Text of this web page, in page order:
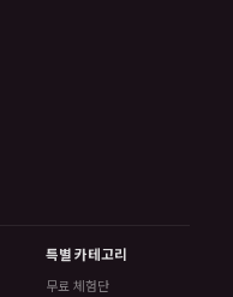
특별 카테고리
무료 체험단